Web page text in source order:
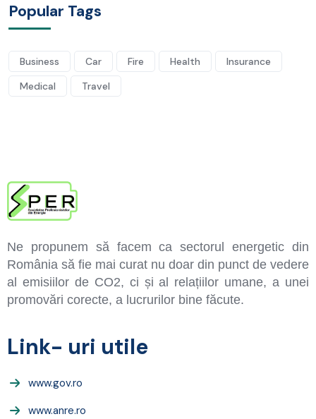
Popular Tags
Business Car Fire Health
Insurance
Medical
Travel
Ne propunem să facem ca sectorul energetic din
România să fie mai curat nu doar din punct de vedere
al emisiilor de CO2, ci și al relațiilor umane, a unei
promovări corecte, a lucrurilor bine făcute.
Link- uri utile
www.gov.ro
www.anre.ro